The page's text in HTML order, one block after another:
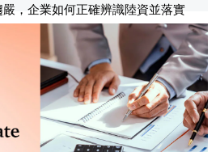
，企業如何正確辨識陸資並落實
關鍵！